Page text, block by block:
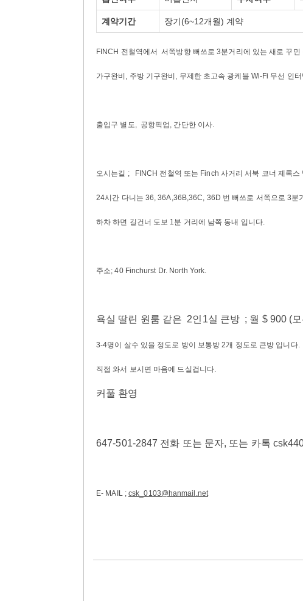
계약기간 장기(6~12개월) 계약
FINCH 전철역에서 서쪽방향 뻐쓰로 3분거리에 있는 새로 꾸
가구완비, 주방 기구완비, 무제한 초고속 광케블 Wi-Fi 무선 인
출입구 별도, 공항픽업, 간단한 이사.
오시는길 ; FINCH 전철역 또는 Finch 사거리 서북 코너 제록스
24시간 다니는 36, 36A,36B,36C, 36D 번 뻐쓰로 서쪽으로 3
하차하면 길건너 도보 1분 거리에 남쪽 동내 입니다.
주소; 40 Finchurst Dr. North York.
욕실 딸린 원룸 같은 2인1실 큰방 ; 월 $ 900 (
3-4명이 살수 있을 정도로 방이 보통방 2개 정도로 큰방 입니다.
직접 와서 보시면 마음에 드실겁니다.
커풀 환영
647-501-2847 전화 또는 문자, 또는 카톡
E- MAIL ; csk_0103@hanmail.net